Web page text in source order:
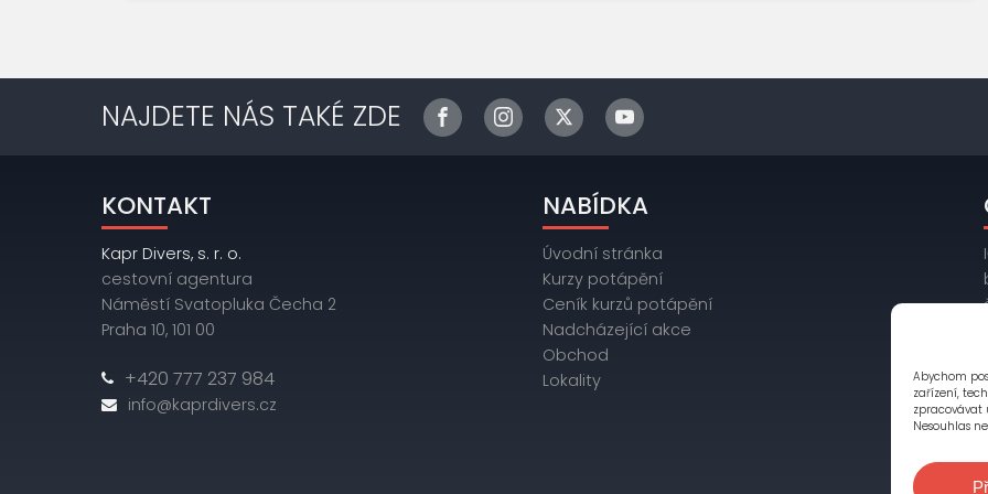
Abychom
zařízení,
zpracovávat
Nesouhlas
NAJDETE NÁS TAKÉ ZDE
KONTAKT
Kapr Divers, s. r. o.
cestovní agentura
Náměstí Svatopluka Čecha 2
Praha 10, 101 00
+420 777 237 984
info@kaprdivers.cz
NABÍDKA
Úvodní stránka
Kurzy potápění
Ceník kurzů potápění
Nadcházející akce
Obchod
Lokality